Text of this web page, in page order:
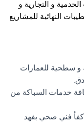
و التجارية و
النهائية للمشاريع
سطحية للعمارات
خدمات السباكة من
فني صحي بفهد